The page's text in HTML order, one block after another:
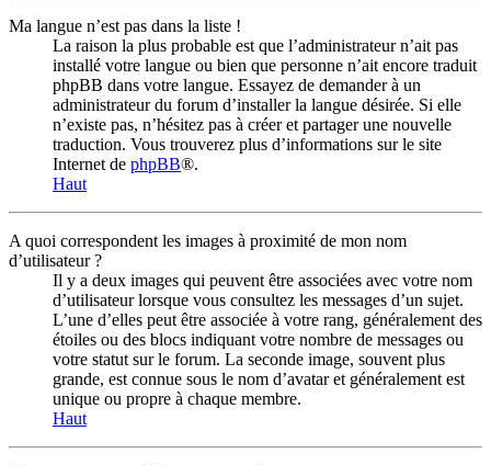
Ma langue n’est pas dans la liste !
La raison la plus probable est que l’administrateur n’ait pas
installé votre langue ou bien que personne n’ait encore traduit
phpBB dans votre langue. Essayez de demander à un
administrateur du forum d’installer la langue désirée. Si elle
n’existe pas, n’hésitez pas à créer et partager une nouvelle
traduction. Vous trouverez plus d’informations sur le site
Internet de phpBB®.
Haut
A quoi correspondent les images à proximité de mon nom
d’utilisateur ?
Il y a deux images qui peuvent être associées avec votre nom
d’utilisateur lorsque vous consultez les messages d’un sujet.
L’une d’elles peut être associée à votre rang, généralement des
étoiles ou des blocs indiquant votre nombre de messages ou
votre statut sur le forum. La seconde image, souvent plus
grande, est connue sous le nom d’avatar et généralement est
unique ou propre à chaque membre.
Haut